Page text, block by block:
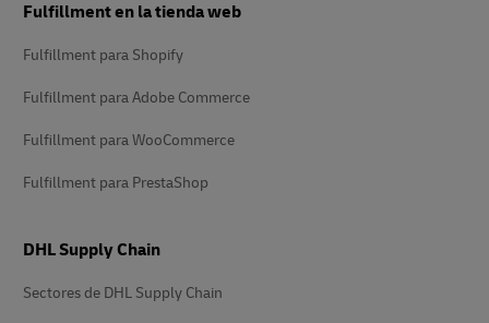
de
Fulfillment en la tienda web
Fulfillment para Shopify
Fulfillment para Adobe Commerce
Fulfillment para WooCommerce
Fulfillment para PrestaShop
DHL Supply Chain
Sectores de DHL Supply Chain